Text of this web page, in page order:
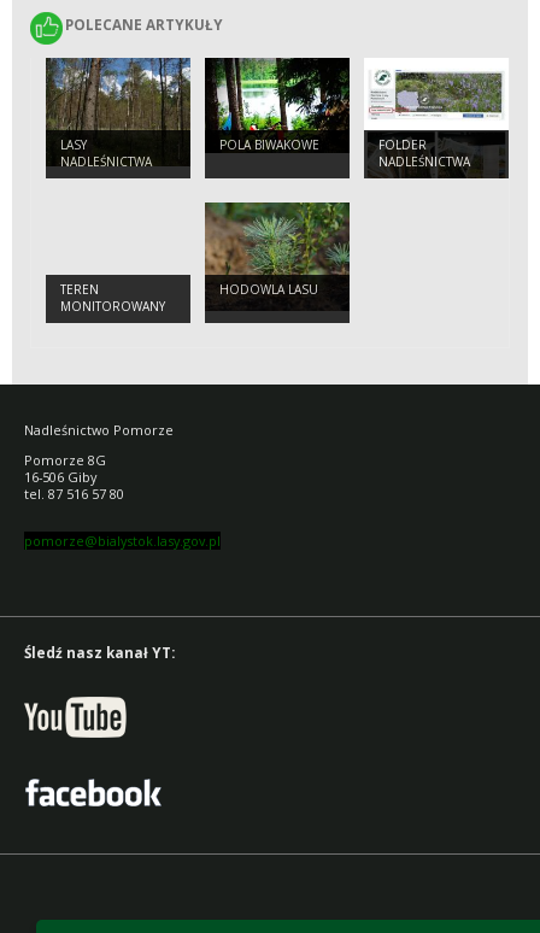
POLECANE ARTYKUŁY
POLECANE ARTYKUŁY
LASY
NADLEŚNICTWA
POLA BIWAKOWE
FOLDER
NADLEŚNICTWA
POMORZE
TEREN
MONITOROWANY
HODOWLA LASU
Nadleśnictwo Pomorze
Pomorze 8G
16-506 Giby
tel. 87 516 57 80
pomorze@bialystok.lasy.gov.pl
Śledź nasz kanał YT: